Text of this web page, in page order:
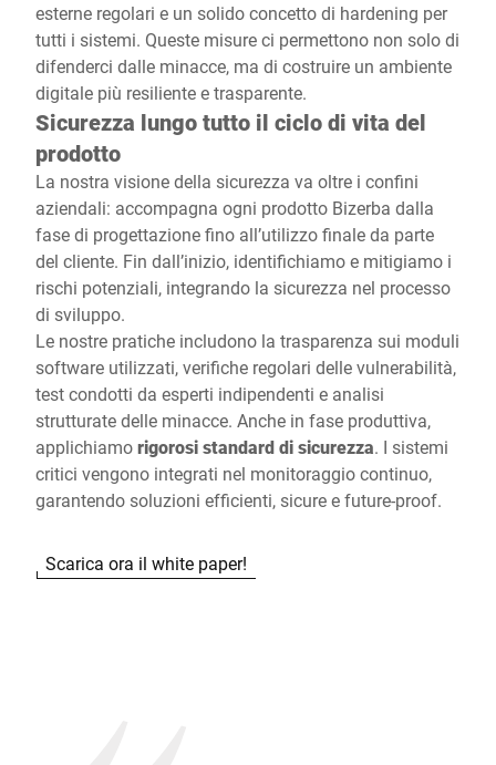
esterne regolari e un solido concetto di hardening per
tutti i sistemi. Queste misure ci permettono non solo di
difenderci dalle minacce, ma di costruire un ambiente
digitale più resiliente e trasparente.
Sicurezza lungo tutto il ciclo di vita del
prodotto
La nostra visione della sicurezza va oltre i confini
aziendali: accompagna ogni prodotto Bizerba dalla
fase di progettazione fino all’utilizzo finale da parte
del cliente. Fin dall’inizio, identifichiamo e mitigiamo i
rischi potenziali, integrando la sicurezza nel processo
di sviluppo.
Le nostre pratiche includono la trasparenza sui moduli
software utilizzati, verifiche regolari delle vulnerabilità,
test condotti da esperti indipendenti e analisi
strutturate delle minacce. Anche in fase produttiva,
applichiamorigorosi standard di sicurezza. I sistemi
critici vengono integrati nel monitoraggio continuo,
garantendo soluzioni efficienti, sicure e future-proof.
Scarica ora il white paper!